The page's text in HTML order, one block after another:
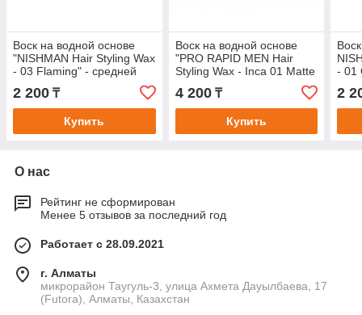
Воск на водной основе
"NISHMAN Hair Styling Wax
- 03 Flaming" - средней
2 200 ₸
Купить
Воск на водной основе
"PRO RAPID MEN Hair
Styling Wax - Inca 01 Matte
фиксации с
4 200₸
Купить
- 01
2
О нас
Рейтинг не сформирован
Менее 5 отзывов за последний год
Работает с 28.09.2021
г. Алматы
микрорайон Таугуль-3, улица Ахмета Дауылбаева, 17
(Futora), Алматы, Казахстан